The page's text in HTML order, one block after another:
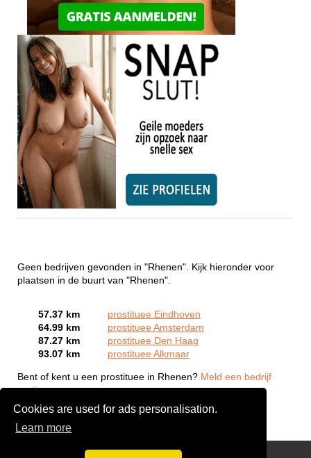
Cookies are used for ads personalisation.
Learn more
Geen bedrijven gevonden in "Rhenen". Kijk hieronder voor
plaatsen in de buurt van "Rhenen".
57.37 km
prostituee Eindhoven
64.99 km
prostituee Amsterdam
87.27 km
prostituee Den Haag
93.07 km
prostituee Alkmaar
Bent of kent u een prostituee in Rhenen? Meld een bedrijf
gratis aan